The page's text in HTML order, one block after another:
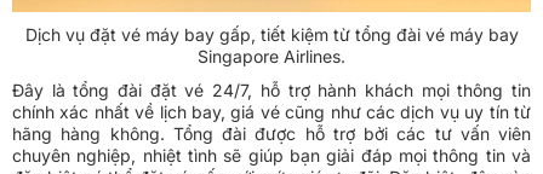
Dịch vụ đặt vé máy bay gấp, tiết kiệm từ tổng đài vé máy bay
Singapore Airlines.
Đây là tổng đài đặt vé 24/7, hỗ trợ hành khách mọi thông tin
chính xác nhất về lịch bay, giá vé cũng như các dịch vụ uy tín từ
hãng hàng không. Tổng đài được hỗ trợ bởi các tư vấn viên
chuyên nghiệp, nhiệt tình sẽ giúp bạn giải đáp mọi thông tin và